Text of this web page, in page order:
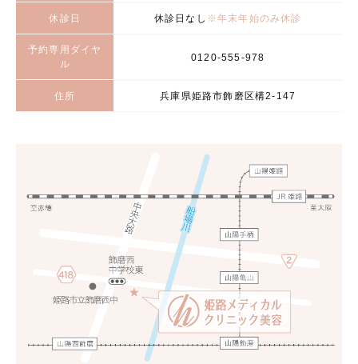
休診日 休診日なし ※年末年始のみ休診
予約専用ダイヤ
ル
0120-555-978
住所 兵庫県姫路市飾磨区構2-147